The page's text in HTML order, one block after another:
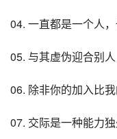
04. 一直都是一个人
05. 与其虚伪迎合别
06. 除非你的加入比
07. 交际是一种能力